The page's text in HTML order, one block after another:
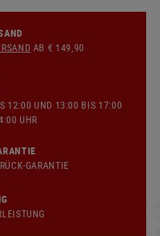
AB € 149,90
12:00 UND 13:00 BIS 17:00
UHR
GARANTIE